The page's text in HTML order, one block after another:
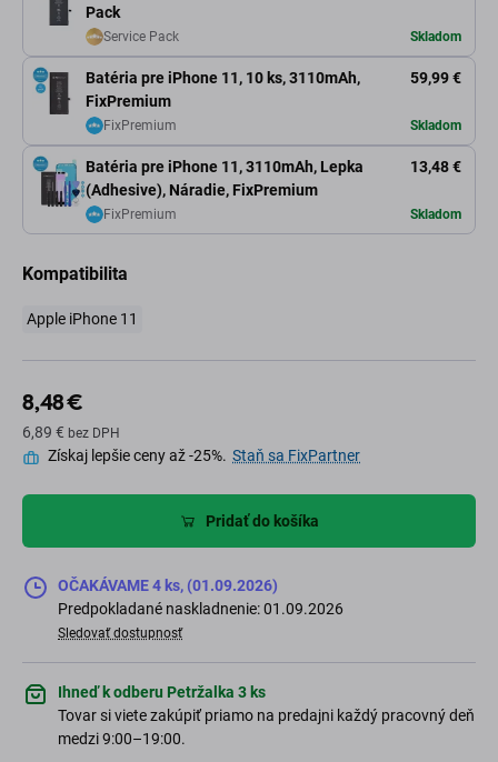
Pack
Service Pack Skladom
Batéria pre iPhone 11, 10 ks, 3110mAh,
FixPremium
59,99 €
FixPremium Skladom
Batéria pre iPhone 11, 3110mAh, Lepka
(Adhesive), Náradie, FixPremium
13,48 €
FixPremium Skladom
Kompatibilita
Apple iPhone 11
8,48 €
6,89 € bez DPH
Získaj lepšie ceny až -25%. Staň sa FixPartner
Pridať do košíka
OČAKÁVAME 4 ks, (01.09.2026)
Predpokladané naskladnenie: 01.09.2026
Sledovať dostupnosť
Ihneď k odberu Petržalka 3 ks
Tovar si viete zakúpiť priamo na predajni každý pracovný deň
medzi 9:00–19:00.